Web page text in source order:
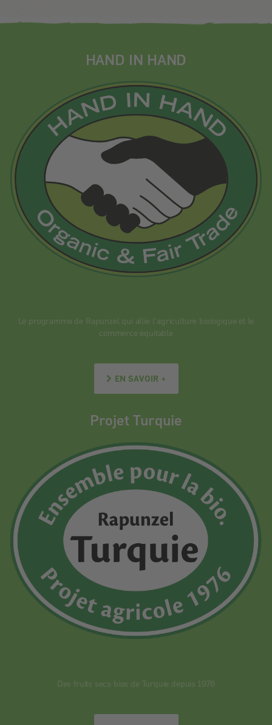
HAND IN HAND
Le programme de Rapunzel qui allie l’agriculture biologique et le
commerce équitable
EN SAVOIR +
Projet Turquie
Des fruits secs bios de Turquie depuis 1976